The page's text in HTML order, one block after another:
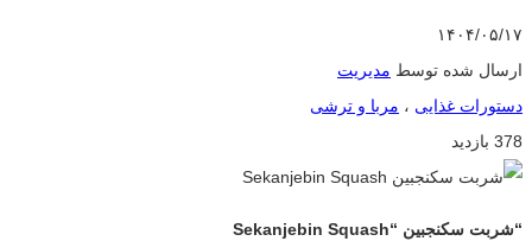
۱۴۰۴/۰۵/۱۷
ارسال شده توسط مدیریت
دستورات غذایی ، مربا و ترشی
378 بازدید
“شربت سکنجبین “Sekanjebin Squash